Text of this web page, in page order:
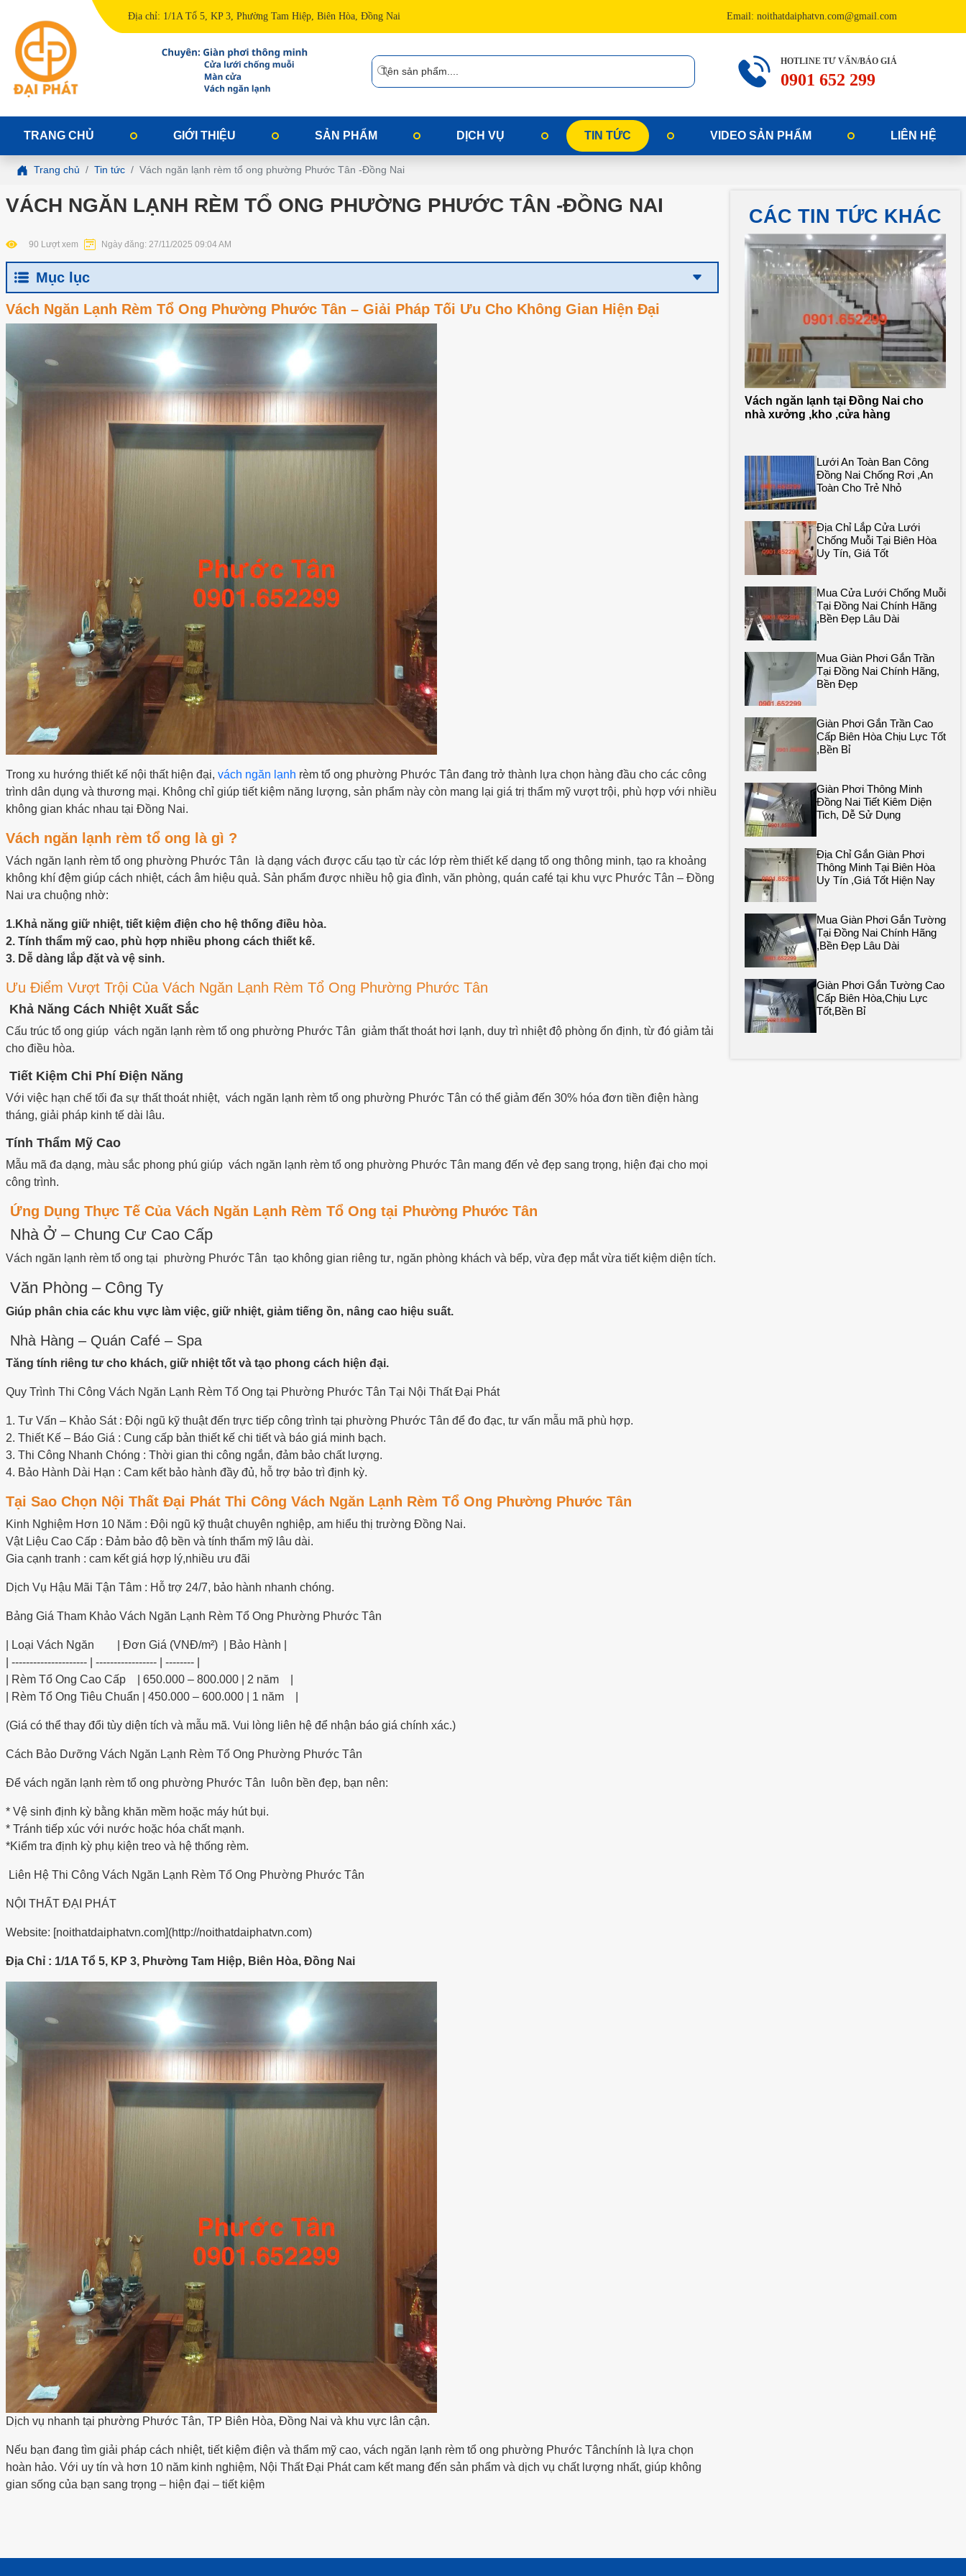
Địa chỉ: 1/1A Tổ 5, KP 3, Phường Tam Hiệp, Biên Hòa, Đồng Nai Email: noithatdaiphatvn.com@gmail.com
HOTLINE TƯ VẤN/BÁO GIÁ
0901 652 299
TRANG CHỦ GIỚI THIỆU SẢN PHẨM DỊCH VỤ TIN TỨC VIDEO SẢN PHẨM LIÊN HỆ
Trang chủ Tin tức Vách ngăn lạnh rèm tổ ong phường Phước Tân -Đồng Nai
VÁCH NGĂN LẠNH RÈM TỔ ONG PHƯỜNG PHƯỚC TÂN -ĐỒNG NAI
90 Lượt xem Ngày đăng: 27/11/2025 09:04 AM
Mục lục
Vách Ngăn Lạnh Rèm Tổ Ong Phường Phước Tân – Giải Pháp Tối Ưu Cho Không Gian Hiện Đại
Trong xu hướng thiết kế nội thất hiện đại, vách ngăn lạnh rèm tổ ong phường Phước Tân đang trở thành lựa chọn hàng đầu cho các công
trình dân dụng và thương mại. Không chỉ giúp tiết kiệm năng lượng, sản phẩm này còn mang lại giá trị thẩm mỹ vượt trội, phù hợp với nhiều
không gian khác nhau tại Đồng Nai.
Vách ngăn lạnh rèm tổ ong là gì ?
Vách ngăn lạnh rèm tổ ong phường Phước Tân là dạng vách được cấu tạo từ các lớp rèm thiết kế dạng tổ ong thông minh, tạo ra khoảng
không khí đệm giúp cách nhiệt, cách âm hiệu quả. Sản phẩm được nhiều hộ gia đình, văn phòng, quán café tại khu vực Phước Tân – Đồng
Nai ưa chuộng nhờ:
1.Khả năng giữ nhiệt, tiết kiệm điện cho hệ thống điều hòa.
2. Tính thẩm mỹ cao, phù hợp nhiều phong cách thiết kế.
3. Dễ dàng lắp đặt và vệ sinh.
Ưu Điểm Vượt Trội Của Vách Ngăn Lạnh Rèm Tổ Ong Phường Phước Tân
Khả Năng Cách Nhiệt Xuất Sắc
Cấu trúc tổ ong giúp vách ngăn lạnh rèm tổ ong phường Phước Tân giảm thất thoát hơi lạnh, duy trì nhiệt độ phòng ổn định, từ đó giảm tải
cho điều hòa.
Tiết Kiệm Chi Phí Điện Năng
Với việc hạn chế tối đa sự thất thoát nhiệt, vách ngăn lạnh rèm tổ ong phường Phước Tân có thể giảm đến 30% hóa đơn tiền điện hàng
tháng, giải pháp kinh tế dài lâu.
Tính Thẩm Mỹ Cao
Mẫu mã đa dạng, màu sắc phong phú giúp vách ngăn lạnh rèm tổ ong phường Phước Tân mang đến vẻ đẹp sang trọng, hiện đại cho mọi
công trình.
Ứng Dụng Thực Tế Của Vách Ngăn Lạnh Rèm Tổ Ong tại Phường Phước Tân
Nhà Ở – Chung Cư Cao Cấp
Vách ngăn lạnh rèm tổ ong tại phường Phước Tân tạo không gian riêng tư, ngăn phòng khách và bếp, vừa đẹp mắt vừa tiết kiệm diện tích.
Văn Phòng – Công Ty
Giúp phân chia các khu vực làm việc, giữ nhiệt, giảm tiếng ồn, nâng cao hiệu suất.
Nhà Hàng – Quán Café – Spa
Tăng tính riêng tư cho khách, giữ nhiệt tốt và tạo phong cách hiện đại.
Quy Trình Thi Công Vách Ngăn Lạnh Rèm Tổ Ong tại Phường Phước Tân Tại Nội Thất Đại Phát
1. Tư Vấn – Khảo Sát : Đội ngũ kỹ thuật đến trực tiếp công trình tại phường Phước Tân để đo đạc, tư vấn mẫu mã phù hợp.
2. Thiết Kế – Báo Giá : Cung cấp bản thiết kế chi tiết và báo giá minh bạch.
3. Thi Công Nhanh Chóng : Thời gian thi công ngắn, đảm bảo chất lượng.
4. Bảo Hành Dài Hạn : Cam kết bảo hành đầy đủ, hỗ trợ bảo trì định kỳ.
Tại Sao Chọn Nội Thất Đại Phát Thi Công Vách Ngăn Lạnh Rèm Tổ Ong Phường Phước Tân
Kinh Nghiệm Hơn 10 Năm : Đội ngũ kỹ thuật chuyên nghiệp, am hiểu thị trường Đồng Nai.
Vật Liệu Cao Cấp : Đảm bảo độ bền và tính thẩm mỹ lâu dài.
Gia cạnh tranh : cam kết giá hợp lý,nhiều ưu đãi
Dịch Vụ Hậu Mãi Tận Tâm : Hỗ trợ 24/7, bảo hành nhanh chóng.
Bảng Giá Tham Khảo Vách Ngăn Lạnh Rèm Tổ Ong Phường Phước Tân
| Loại Vách Ngăn | Đơn Giá (VNĐ/m²) | Bảo Hành |
| --------------------- | ----------------- | -------- |
| Rèm Tổ Ong Cao Cấp | 650.000 – 800.000 | 2 năm |
| Rèm Tổ Ong Tiêu Chuẩn | 450.000 – 600.000 | 1 năm |
(Giá có thể thay đổi tùy diện tích và mẫu mã. Vui lòng liên hệ để nhận báo giá chính xác.)
Cách Bảo Dưỡng Vách Ngăn Lạnh Rèm Tổ Ong Phường Phước Tân
Để vách ngăn lạnh rèm tổ ong phường Phước Tân luôn bền đẹp, bạn nên:
* Vệ sinh định kỳ bằng khăn mềm hoặc máy hút bụi.
* Tránh tiếp xúc với nước hoặc hóa chất mạnh.
*Kiểm tra định kỳ phụ kiện treo và hệ thống rèm.
Liên Hệ Thi Công Vách Ngăn Lạnh Rèm Tổ Ong Phường Phước Tân
NỘI THẤT ĐẠI PHÁT
Website: [noithatdaiphatvn.com](http://noithatdaiphatvn.com)
Địa Chỉ : 1/1A Tổ 5, KP 3, Phường Tam Hiệp, Biên Hòa, Đồng Nai
Dịch vụ nhanh tại phường Phước Tân, TP Biên Hòa, Đồng Nai và khu vực lân cận.
Nếu bạn đang tìm giải pháp cách nhiệt, tiết kiệm điện và thẩm mỹ cao, vách ngăn lạnh rèm tổ ong phường Phước Tânchính là lựa chọn
hoàn hảo. Với uy tín và hơn 10 năm kinh nghiệm, Nội Thất Đại Phát cam kết mang đến sản phẩm và dịch vụ chất lượng nhất, giúp không
gian sống của bạn sang trọng – hiện đại – tiết kiệm
CÁC TIN TỨC KHÁC
Vách ngăn lạnh tại Đồng Nai cho
nhà xưởng ,kho ,cửa hàng
Lưới An Toàn Ban Công
Đồng Nai Chống Rơi ,an
Toàn Cho Trẻ Nhỏ
Địa Chỉ Lắp Cửa Lưới
Chống Muỗi Tại Biên Hòa
Uy Tín, Giá Tốt
Mua Cửa Lưới Chống Muỗi
Tại Đồng Nai Chính Hãng
,bền Đẹp Lâu Dài
Mua Giàn Phơi Gắn Trần
Tại Đồng Nai Chính Hãng,
Bền Đẹp
Giàn Phơi Gắn Trần Cao
Cấp Biên Hòa Chịu Lực Tốt
,bền Bỉ
Giàn Phơi Thông Minh
Đồng Nai Tiết Kiêm Diện
Tich, Dễ Sử Dụng
Địa Chỉ Gắn Giàn Phơi
Thông Minh Tại Biên Hòa
Uy Tín ,giá Tốt Hiện Nay
Mua Giàn Phơi Gắn Tường
Tại Đồng Nai Chính Hãng
,bền Đẹp Lâu Dài
Giàn Phơi Gắn Tường Cao
Cấp Biên Hòa,chịu Lực
Tốt,bền Bỉ